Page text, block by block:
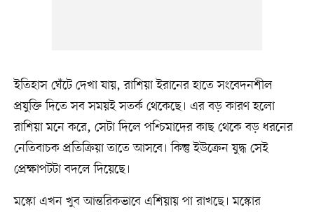
ইতিহাস ঘেঁটে দেখা যায়, রাশিয়া ইরানের হাতে সংবেদনশীল
প্রযুক্তি দিতে সব সময়ই সতর্ক থেকেছে। এর বড় কারণ হলো
রাশিয়া মনে করে, সেটা দিলে পশ্চিমাদের কাছ থেকে বড় ধরনের
নেতিবাচক প্রতিক্রিয়া তাতে আসবে। কিন্তু ইউক্রেন যুদ্ধ সেই
প্রেক্ষাপটটা বদলে দিয়েছে।
মস্কো এখন খুব আন্তরিকভাবে এশিয়ায় পা রাখছে। মস্কোর